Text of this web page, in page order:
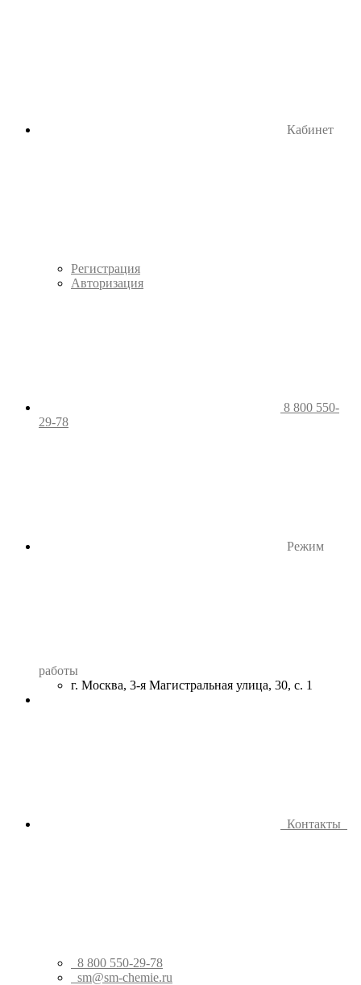
Кабинет
Регистрация
Авторизация
8 800 550-
29-78
Режим
работы
г. Москва, 3-я Магистральная улица, 30, с. 1
Контакты
8 800 550-29-78
sm@sm-chemie.ru